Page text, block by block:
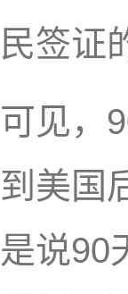
民签证
可见，
到美国
是说90